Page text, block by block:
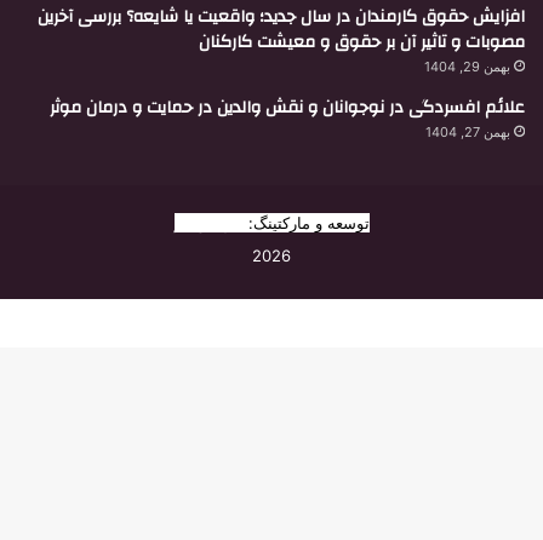
افزایش حقوق کارمندان در سال جدید؛ واقعیت یا شایعه؟ بررسی آخرین
مصوبات و تاثیر آن بر حقوق و معیشت کارکنان
بهمن 29, 1404
علائم افسردگی در نوجوانان و نقش والدین در حمایت و درمان موثر
بهمن 27, 1404
توسعه و مارکتینگ:
2026